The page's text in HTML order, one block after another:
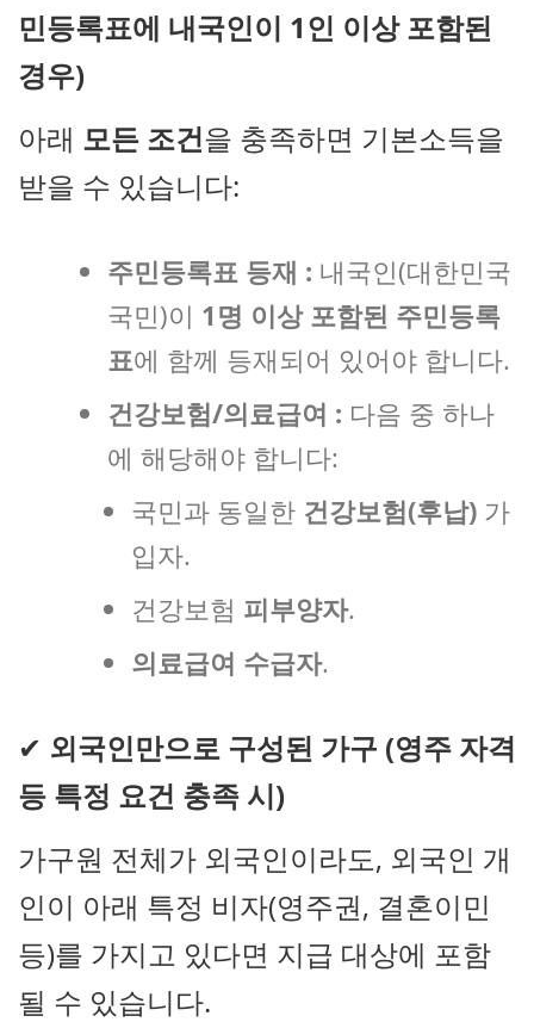
민등록표에 내국인이 1인 이상 포함된
경우)
아래 모든 조건을 충족하면 기본소득을
받을 수 있습니다:
주민등록표 등재 : 내국인(대한민국
국민)이 1명 이상 포함된 주민등록
표에 함께 등재되어 있어야 합니다.
건강보험/의료급여 : 다음 중 하나
에 해당해야 합니다:
국민과 동일한 건강보험(후납) 가
입자.
건강보험 피부양자.
의료급여 수급자.
✔ 외국인만으로 구성된 가구 (영주 자격
등 특정 요건 충족 시)
가구원 전체가 외국인이라도, 외국인 개
인이 아래 특정 비자(영주권, 결혼이민
등)를 가지고 있다면 지급 대상에 포함
될 수 있습니다.